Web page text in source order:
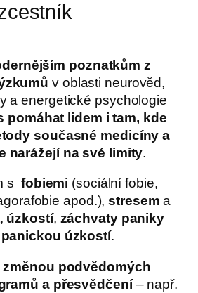
poznatkům z
v oblasti neurověd,
a energetické psychologie
pomáhat lidem i tam, kde
současné medicíny a
narážejí na své limity.
s fobiemi (sociální fobie,
apod.),stresem a
úzkostí, záchvaty paniky
panickou úzkostí.
změnou podvědomých
a přesvědčení– např.